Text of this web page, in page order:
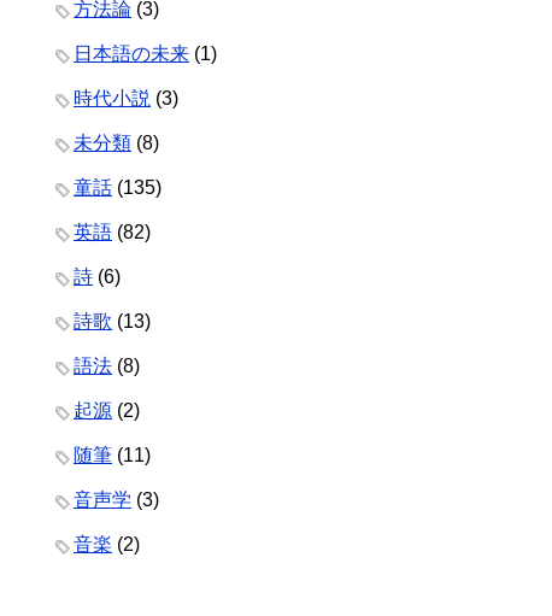
方法論 (3)
日本語の未来 (1)
時代小説 (3)
未分類 (8)
童話 (135)
英語 (82)
詩 (6)
詩歌 (13)
語法 (8)
起源 (2)
随筆 (11)
音声学 (3)
音楽 (2)